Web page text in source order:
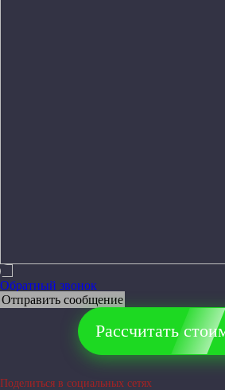
Обратный звонок
Отправить сообщение
Рассчитать
Поделиться в социальных сетях